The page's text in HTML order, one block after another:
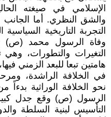
الإسلامي في صيغته
والشق النظري. أما
التجربة التاريخية
وفاة الرسول محمد (ص)
التغيرات والتطورات،
هامتين تبعا للبعد الزمني
في الخلافة الراشدة،
نحو الخلافة الوراثية بدءاً
الرسول (ص) وقع جدل
التأسيس لبنية السلطة